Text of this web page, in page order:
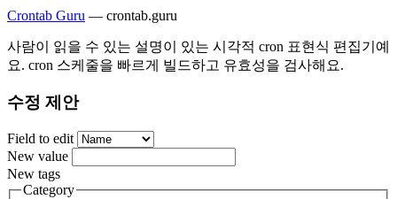
Crontab Guru — crontab.guru
사람이 읽을 수 있는 설명이 있는 시각적 cron 표현식 편집기예
요. cron 스케줄을 빠르게 빌드하고 유효성을 검사해요.
수정 제안
Field to edit
New value
New tags
Category